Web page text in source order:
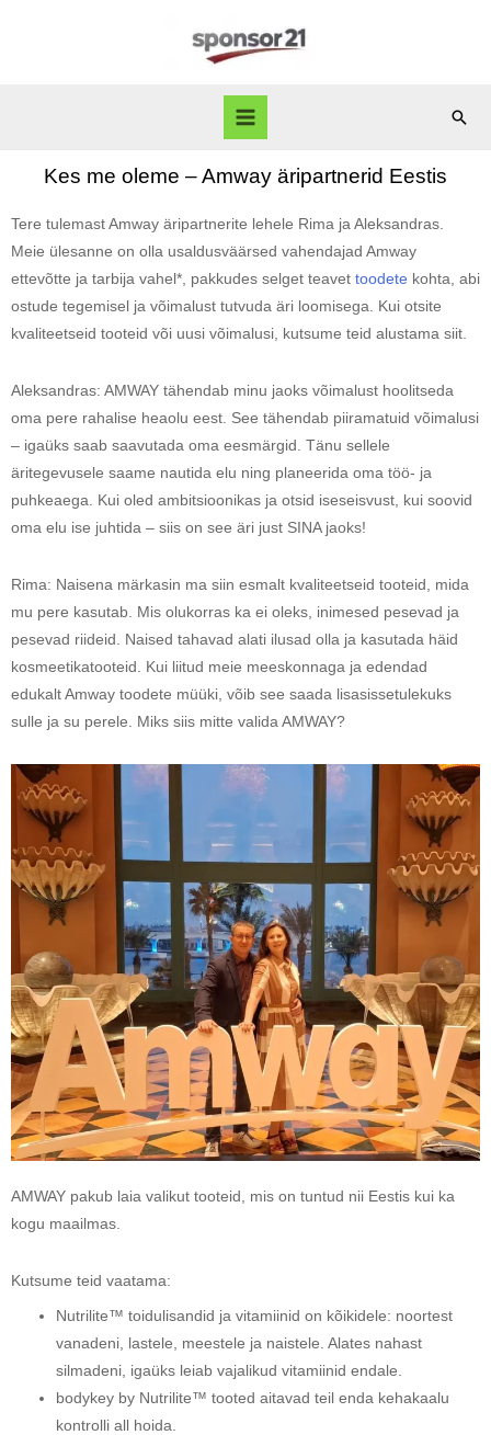
Kes me oleme – Amway äripartnerid Eestis
Tere tulemast Amway äripartnerite lehele Rima ja Aleksandras.
Meie ülesanne on olla usaldusväärsed vahendajad Amway
ettevõtte ja tarbija vahel*, pakkudes selget teavet toodete kohta, abi
ostude tegemisel ja võimalust tutvuda äri loomisega. Kui otsite
kvaliteetseid tooteid või uusi võimalusi, kutsume teid alustama siit.
Aleksandras: AMWAY tähendab minu jaoks võimalust hoolitseda
oma pere rahalise heaolu eest. See tähendab piiramatuid võimalusi
– igaüks saab saavutada oma eesmärgid. Tänu sellele
äritegevusele saame nautida elu ning planeerida oma töö- ja
puhkeaega. Kui oled ambitsioonikas ja otsid iseseisvust, kui soovid
oma elu ise juhtida – siis on see äri just SINA jaoks!
Rima: Naisena märkasin ma siin esmalt kvaliteetseid tooteid, mida
mu pere kasutab. Mis olukorras ka ei oleks, inimesed pesevad ja
pesevad riideid. Naised tahavad alati ilusad olla ja kasutada häid
kosmeetikatooteid. Kui liitud meie meeskonnaga ja edendad
edukalt Amway toodete müüki, võib see saada lisasissetulekuks
sulle ja su perele. Miks siis mitte valida AMWAY?
AMWAY pakub laia valikut tooteid, mis on tuntud nii Eestis kui ka
kogu maailmas.
Kutsume teid vaatama:
Nutrilite™ toidulisandid ja vitamiinid on kõikidele: noortest
vanadeni, lastele, meestele ja naistele. Alates nahast
silmadeni, igaüks leiab vajalikud vitamiinid endale.
bodykey by Nutrilite™ tooted aitavad teil enda kehakaalu
kontrolli all hoida.